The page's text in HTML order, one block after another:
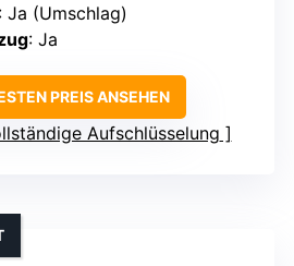
: Ja (Umschlag)
: Ja
PREIS ANSEHEN
Aufschlüsselung